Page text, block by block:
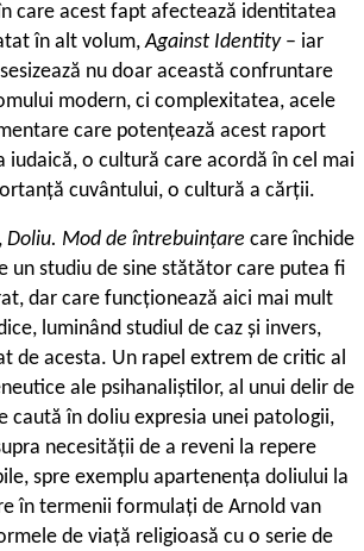
care acest fapt afectează identitatea
în alt volum,Against Identity – iar
nu doar această confruntare
modern, ci complexitatea, acele
care potențează acest raport
iudaică, o cultură care acordă în cel mai
cuvântului, o cultură a cărții.
Doliu. Mod de întrebuințare care închide
un studiu de sine stătător care putea fi
dar care funcționează aici mai mult
luminând studiul de caz și invers,
de acesta. Un rapel extrem de critic al
ale psihanaliștilor, al unui delir de
caută în doliu expresia unei patologii,
necesității de a reveni la repere
spre exemplu apartenența doliului la
în termenii formulați de Arnold van
de viață religioasă cu o serie de